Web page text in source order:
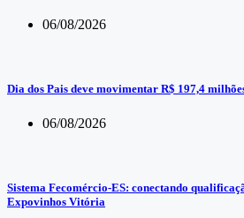
06/08/2026
Dia dos Pais deve movimentar R$ 197,4
06/08/2026
Sistema Fecomércio-ES: conectando
Expovinhos Vitória